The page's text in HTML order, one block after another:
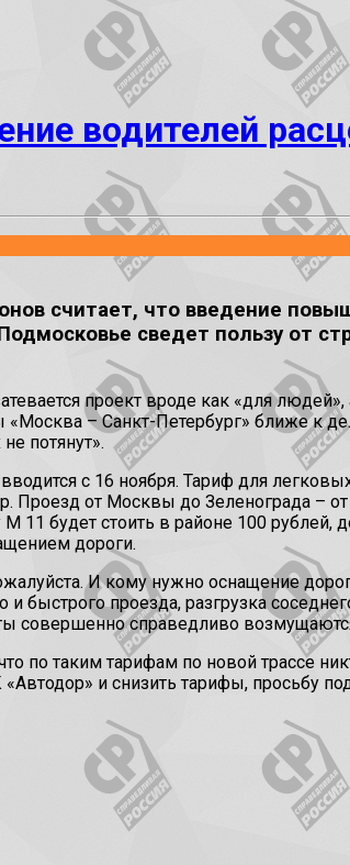
водителей
считает, что введение
сведет пользу от
проект вроде как «для
– Санкт-Петербург» ближе к
потянут».
с 16 ноября. Тариф для
Проезд от Москвы до Зеленограда –
будет стоить в районе 100
дороги.
И кому нужно оснащение
быстрого проезда, разгрузка
совершенно справедливо
по таким тарифам по новой трассе
и снизить тарифы, просьбу